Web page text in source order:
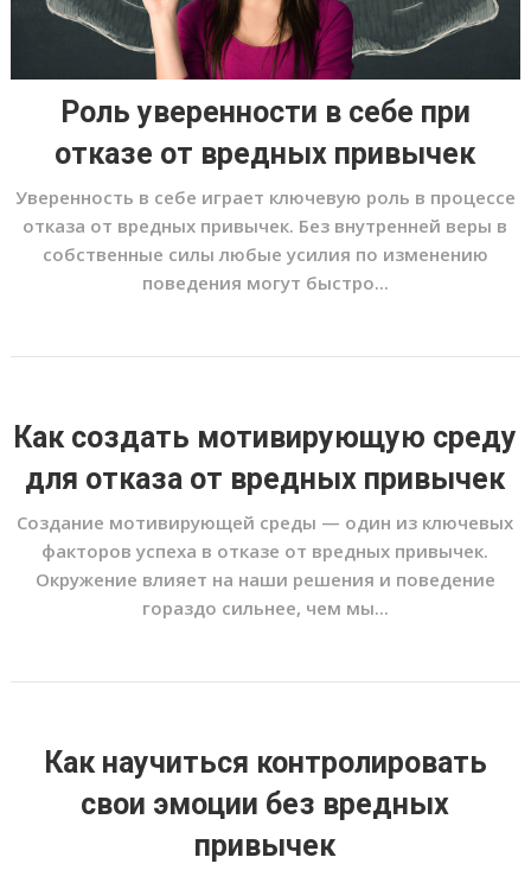
Роль уверенности в себе при
отказе от вредных привычек
Уверенность в себе играет ключевую роль в процессе
отказа от вредных привычек. Без внутренней веры в
собственные силы любые усилия по изменению
поведения могут быстро...
Как создать мотивирующую среду
для отказа от вредных привычек
Создание мотивирующей среды — один из ключевых
факторов успеха в отказе от вредных привычек.
Окружение влияет на наши решения и поведение
гораздо сильнее, чем мы...
Как научиться контролировать
свои эмоции без вредных
привычек